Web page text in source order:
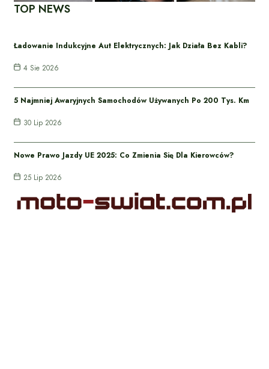
TOP NEWS
Ładowanie Indukcyjne Aut Elektrycznych: Jak Działa Bez Kabli?
4 Sie 2026
5 Najmniej Awaryjnych Samochodów Używanych Po 200 Tys. Km
30 Lip 2026
Nowe Prawo Jazdy UE 2025: Co Zmienia Się Dla Kierowców?
25 Lip 2026